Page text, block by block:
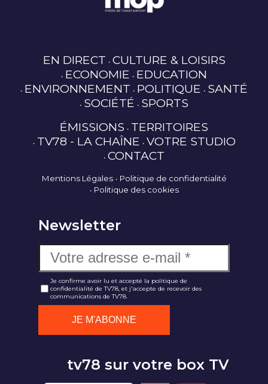
EN DIRECT CULTURE & LOISIRS
ECONOMIE EDUCATION
ENVIRONNEMENT POLITIQUE SANTÉ
SOCIÉTÉ SPORTS
ÉMISSIONS TERRITOIRES
TV78 - LA CHAÎNE VOTRE STUDIO
CONTACT
Mentions Légales
Politique de confidentialité
Politique des cookies
Newsletter
Je confirme avoir lu et accepté la politique de
confidentialité de TV78, et j'accepte de recevoir des
communications de TV78.
tv78 sur votre box TV